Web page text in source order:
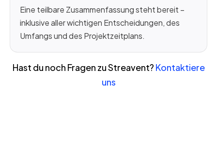
Eine teilbare Zusammenfassung steht bereit –
inklusive aller wichtigen Entscheidungen, des
Umfangs und des Projektzeitplans.
Hast du noch Fragen zu Streavent? Kontaktiere
uns